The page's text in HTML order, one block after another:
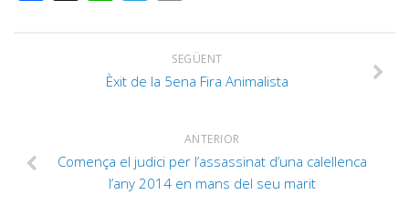
SEGÜENT
Èxit de la 5ena Fira Animalista
ANTERIOR
Comença el judici per l’assassinat d’una calellenca
l’any 2014 en mans del seu marit